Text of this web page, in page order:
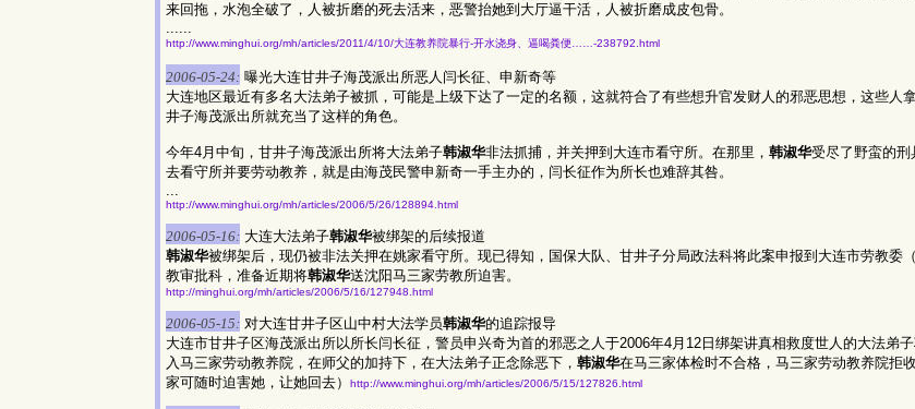
来回拖，水泡全破了，人被折磨的死去活来，恶警抬她到大厅逼干活，人被折磨成皮包骨。
......
http://www.minghui.org/mh/articles/2011/4/10/大连教养院暴行-开水浇身、逼喝粪便……-238792.html
2006-05-24: 曝光大连甘井子海茂派出所恶人闫长征、申新奇等
大连地区最近有多名大法弟子被抓，可能是上级下达了一定的名额，这就符合了有些想升官发财人的邪恶思想，这些人
井子海茂派出所就充当了这样的角色。
今年4月中旬，甘井子海茂派出所将大法弟子韩淑华非法抓捕，并关押到大连市看守所。在那里， 韩淑华受尽了野蛮的刑
去看守所并要劳动教养，就是由海茂民警申新奇一手主办的，闫长征作为所长也难辞其咎。
...
http://www.minghui.org/mh/articles/2006/5/26/128894.html
2006-05-16: 大连大法弟子韩淑华被绑架的后续报道
韩淑华被绑架后，现仍被非法关押在姚家看守所。现已得知，国保大队、甘井子分局政法科将此案申报到大连市劳教委
教审批科，准备近期将韩淑华送沈阳马三家劳教所迫害。
http://minghui.org/mh/articles/2006/5/16/127948.html
2006-05-15: 对大连甘井子区山中村大法学员韩淑华的追踪报导
大连市甘井子区海茂派出所以所长闫长征，警员申兴奇为首的邪恶之人于2006年4月12日绑架讲真相救度世人的大法弟子
入马三家劳动教养院，在师父的加持下，在大法弟子正念除恶下， 韩淑华在马三家体检时不合格，马三家劳动教养院拒
家可随时迫害她，让她回去）
http://www.minghui.org/mh/articles/2006/5/15/127826.html